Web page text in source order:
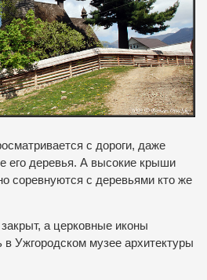
с дороги, даже
его деревья. А высокие крыши
соревнуются с деревьями кто же
а церковные иконы
в Ужгородском музее архитектуры